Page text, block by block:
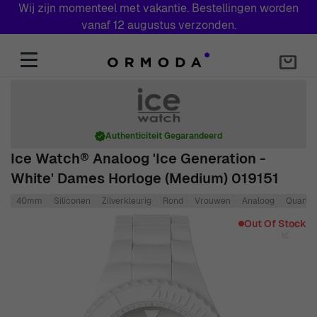
Wij zijn momenteel met vakantie. Bestellingen worden
vanaf 12 augustus verzonden.
Ice Watch® Analoog 'Ice Generation -
White' Dames Horloge (Medium) 019151
Authenticiteit Gegarandeerd
40mm Siliconen Zilverkleurig Rond Vrouwen Analoog Quartz
Out Of Stock
Click to view image in fullscreen